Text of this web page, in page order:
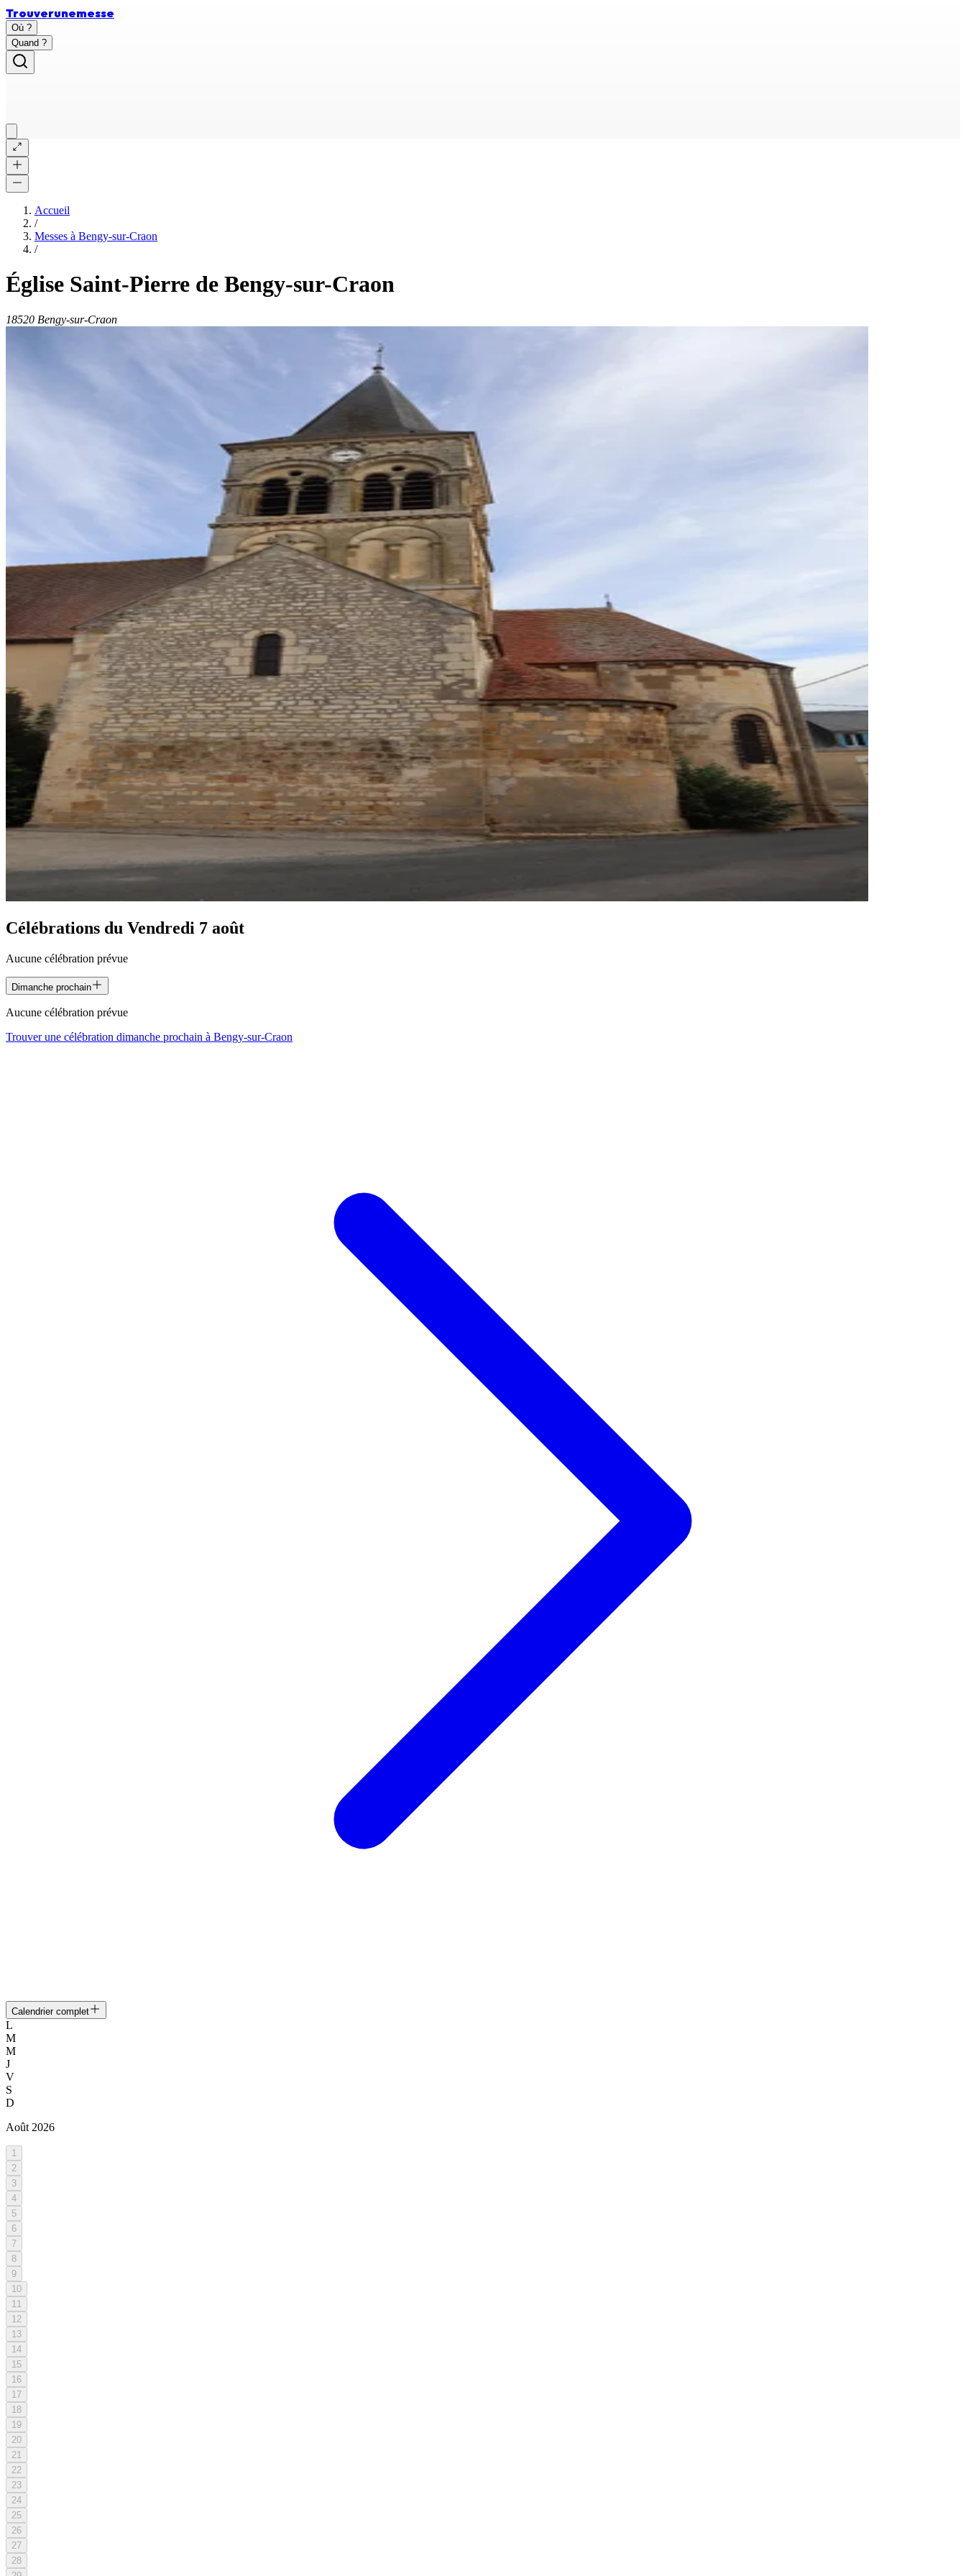
Trouverunemesse
Où ?
Quand ?
Accueil
/
Messes à Bengy-sur-Craon
/
Église Saint-Pierre de Bengy-sur-Craon
18520 Bengy-sur-Craon
Célébrations du Vendredi 7 août
Aucune célébration prévue
Dimanche prochain
Aucune célébration prévue
Trouver une célébration dimanche prochain à Bengy-sur-Craon
Calendrier complet
L
M
M
J
V
S
D
Août 2026
1
2
3
4
5
6
7
8
9
10
11
12
13
14
15
16
17
18
19
20
21
22
23
24
25
26
27
28